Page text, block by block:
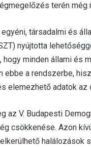
terén még
társadalmi és
nyújtotta
hogy minden állami és
ebbe a rendszerbe,
elemezhető adatok az
az V. Budapesti
csökkenése. Azon
halálozások